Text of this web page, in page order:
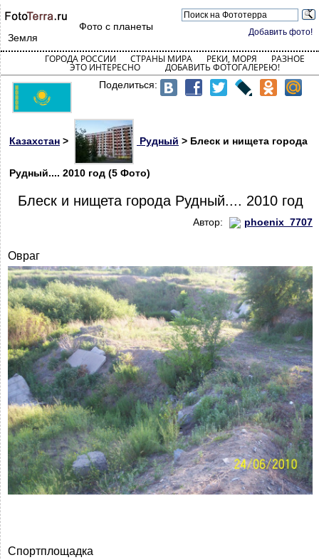
Добавить фото!
Фото с планеты
Земля
ГОРОДА РОССИИ СТРАНЫ МИРА РЕКИ, МОРЯ РАЗНОЕ
ЭТО ИНТЕРЕСНО ДОБАВИТЬ ФОТОГАЛЕРЕЮ!
Поделиться:
Казахстан > Рудный > Блеск и нищета города
Рудный.... 2010 год (5 Фото)
Блеск и нищета города Рудный.... 2010 год
Автор: phoenix_7707
Овраг
Спортплощадка